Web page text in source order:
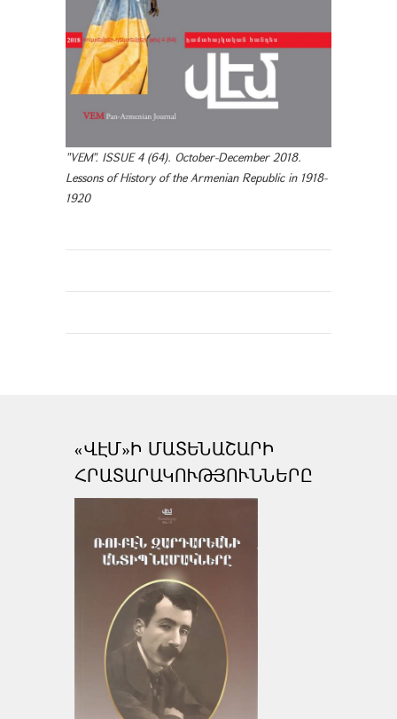
"VEM". ISSUE 4 (64). October-December 2018.
Lessons of History of the Armenian Republic in 1918-
1920
«ՎԷՄ»Ի ՄԱՏԵՆԱՇԱՐԻ
ՀՐԱՏԱՐԱԿՈՒԹՅՈՒՆՆԵՐԸ